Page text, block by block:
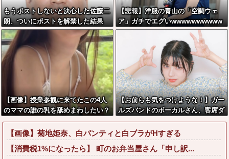
もうポストしないと決心した佐藤二
朗、ついにポストを解禁した結果
【悲報】洋服の青山の「空調ウェ
ア」ガチでエグいwwwwwwwwww
w
【画像】授業参観に来てたこの4人
のママの誰の乳を舐めまわしたい？
wwwwww
【お前らも気をつけような！】ガー
ルズバンドのボーカルさん、客席ダ
イブした結果『こう』なってしまい
お気持ち表明してしまう…
【画像】菊地姫奈、白パンティと白ブラがHすぎる
【消費税1%になったら】 町のお弁当屋さん「申し訳...